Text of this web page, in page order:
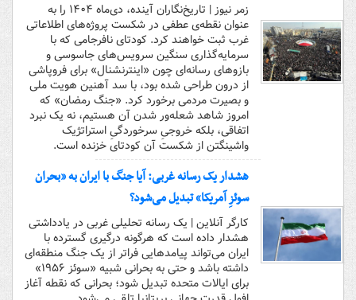
زمر نیوز | تاریخ‌نگاران آینده، دی‌ماه ۱۴۰۴ را به
عنوان نقطه‌ی عطفی در شکست پروژه‌های اطلاعاتی
غرب ثبت خواهند کرد. کودتای نافرجامی که با
سرمایه‌گذاری سنگین سرویس‌های جاسوسی و
بازوهای رسانه‌ای چون «اینترنشنال» برای فروپاشی
از درون طراحی شده بود، با سد آهنین هویت ملی
و بصیرت مردمی برخورد کرد. «جنگ رمضان» که
امروز شاهد شعله‌ور شدن آن هستیم، نه یک نبرد
اتفاقی، بلکه خروجیِ سرخوردگیِ استراتژیک
واشینگتن از شکست آن کودتای خزنده است.
هشدار یک رسانه غربی: آیا جنگ با ایران به «بحران
سوئزِ آمریکا» تبدیل می‌شود؟
کارگر آنلاین | یک رسانه تحلیلی غربی در یادداشتی
هشدار داده است که هرگونه درگیری گسترده با
ایران می‌تواند پیامدهایی فراتر از یک جنگ منطقه‌ای
داشته باشد و حتی به بحرانی شبیه «سوئز ۱۹۵۶»
برای ایالات متحده تبدیل شود؛ بحرانی که نقطه آغاز